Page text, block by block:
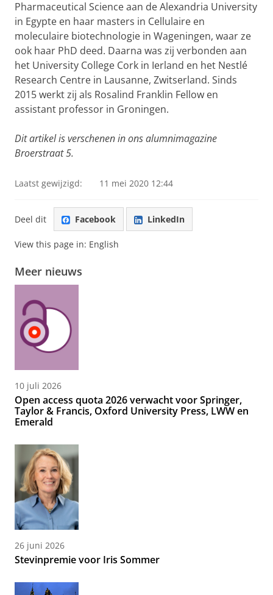
Pharmaceutical Science aan de Alexandria University
in Egypte en haar masters in Cellulaire en
moleculaire biotechnologie in Wageningen, waar ze
ook haar PhD deed. Daarna was zij verbonden aan
het University College Cork in Ierland en het Nestlé
Research Centre in Lausanne, Zwitserland. Sinds
2015 werkt zij als Rosalind Franklin Fellow en
assistant professor in Groningen.
Dit artikel is verschenen in ons alumnimagazine
Broerstraat 5.
Laatst gewijzigd: 11 mei 2020 12:44
Deel dit Facebook LinkedIn
View this page in: English
Meer nieuws
10 juli 2026
Open access quota 2026 verwacht voor Springer,
Taylor & Francis, Oxford University Press, LWW en
Emerald
26 juni 2026
Stevinpremie voor Iris Sommer